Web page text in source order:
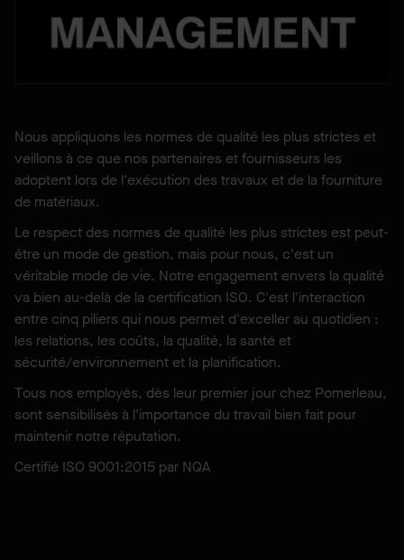
Nous appliquons les normes de qualité les plus strictes et
veillons à ce que nos partenaires et fournisseurs les
adoptent lors de l'exécution des travaux et de la fourniture
de matériaux.
Le respect des normes de qualité les plus strictes est peut-
être un mode de gestion, mais pour nous, c'est un
véritable mode de vie. Notre engagement envers la qualité
va bien au-delà de la certification ISO. C'est l'interaction
entre cinq piliers qui nous permet d'exceller au quotidien :
les relations, les coûts, la qualité, la santé et
sécurité/environnement et la planification.
Tous nos employés, dès leur premier jour chez Pomerleau,
sont sensibilisés à l'importance du travail bien fait pour
maintenir notre réputation.
Certifié ISO 9001:2015 par NQA